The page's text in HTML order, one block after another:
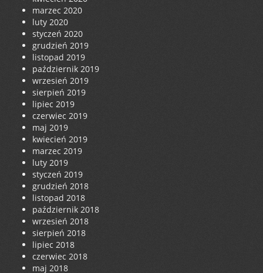
marzec 2020
luty 2020
styczeń 2020
grudzień 2019
listopad 2019
październik 2019
wrzesień 2019
sierpień 2019
lipiec 2019
czerwiec 2019
maj 2019
kwiecień 2019
marzec 2019
luty 2019
styczeń 2019
grudzień 2018
listopad 2018
październik 2018
wrzesień 2018
sierpień 2018
lipiec 2018
czerwiec 2018
maj 2018